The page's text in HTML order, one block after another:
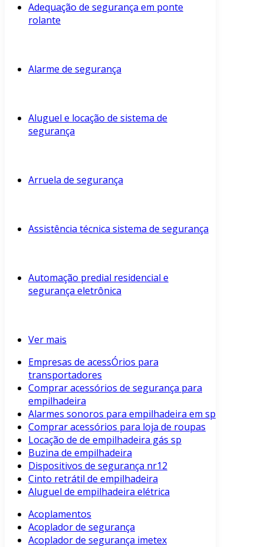
Adequação de segurança em ponte
rolante
Alarme de segurança
Aluguel e locação de sistema de
segurança
Arruela de segurança
Assistência técnica sistema de segurança
Automação predial residencial e
segurança eletrônica
Ver mais
Empresas de acessÓrios para
transportadores
Comprar acessórios de segurança para
empilhadeira
Alarmes sonoros para empilhadeira em sp
Comprar acessórios para loja de roupas
Locação de de empilhadeira gás sp
Buzina de empilhadeira
Dispositivos de segurança nr12
Cinto retrátil de empilhadeira
Aluguel de empilhadeira elétrica
Acoplamentos
Acoplador de segurança
Acoplador de segurança imetex